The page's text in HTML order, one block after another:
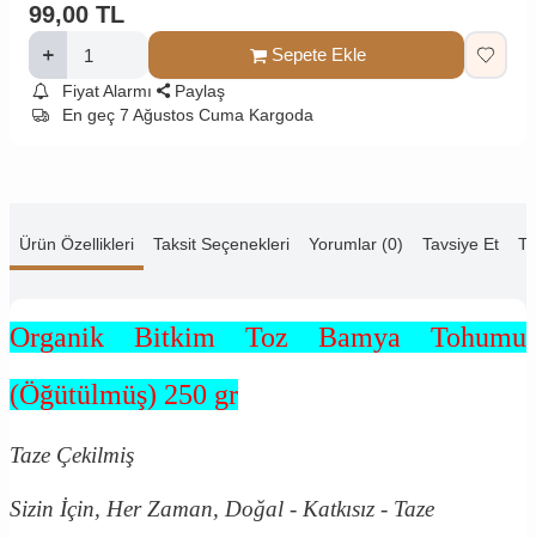
99,00 TL
Sepete Ekle
Fiyat Alarmı
Paylaş
En geç 7 Ağustos Cuma Kargoda
Ürün Özellikleri Taksit Seçenekleri Yorumlar (0) Tavsiye Et
Organik Bitkim Toz Bamya Tohumu
(Öğütülmüş) 250 gr
Taze Çekilmiş
Sizin İçin, Her Zaman, Doğal - Katkısız - Taze